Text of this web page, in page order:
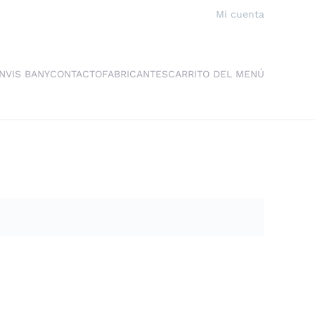
Mi cuenta
BANYCONTACTOFABRICANTESCARRITO DEL MENÚ